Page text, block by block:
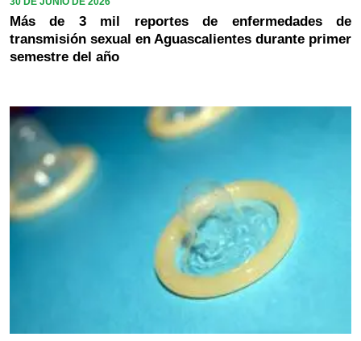
Más de 3 mil reportes de enfermedades de
transmisión sexual en Aguascalientes durante primer
semestre del año